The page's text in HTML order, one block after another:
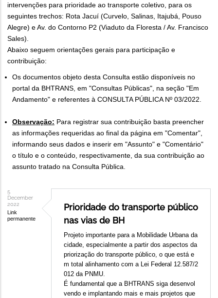
intervenções para prioridade ao transporte coletivo, para os
seguintes trechos: Rota Jacuí (Curvelo, Salinas, Itajubá, Pouso
Alegre) e Av. do Contorno P2 (Viaduto da Floresta / Av. Francisco
Sales).
Abaixo seguem orientações gerais para participação e
contribuição:
Os documentos objeto desta Consulta estão disponíveis no
portal da BHTRANS, em "Consultas Públicas", na seção "Em
Andamento" e referentes à CONSULTA PÚBLICA Nº 03/2022.
Observação: Para registrar sua contribuição basta preencher
as informações requeridas ao final da página em "Comentar",
informando seus dados e inserir em "Assunto" e "Comentário"
o título e o conteúdo, respectivamente, da sua contribuição ao
assunto tratado na Consulta Pública.
5
December
2022
Link
permanente
Prioridade do transporte público
nas vias de BH
Projeto importante para a Mobilidade Urbana da
cidade, especialmente a partir dos aspectos da
priorização do transporte público, o que está e
m total alinhamento com a Lei Federal 12.587/2
012 da PNMU.
É fundamental que a BHTRANS siga desenvol
vendo e implantando mais e mais projetos que